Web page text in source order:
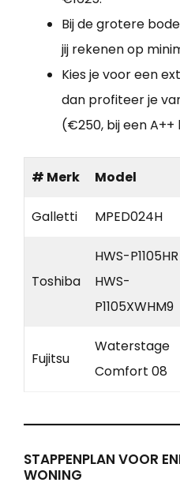
Bij de grotere
jij rekenen op
Kies je voor een
dan profiteer je
(€250, bij een A++
# Merk Model
Galletti MPED024H
Toshiba
HWS-
HWS-
P1105XWHM9
Fujitsu
Waterstage
Comfort 08
STAPPENPLAN VOOR
WONING